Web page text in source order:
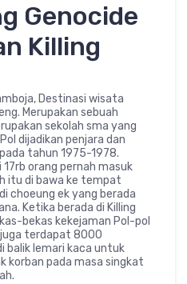
Genocide
Killing
Destinasi wisata
Merupakan sebuah
sekolah sma yang
dijadikan penjara dan
tahun 1975-1978.
orang pernah masuk
itu di bawa ke tempat
choeung ek yang berada
Ketika berada di Killing
bekas kekejaman Pol-pol
juga terdapat 8000
balik lemari kaca untuk
korban pada masa singkat